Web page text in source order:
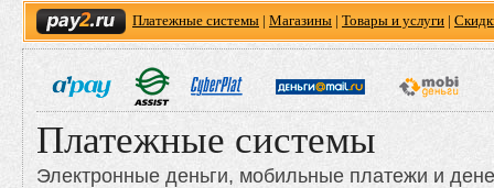
Платежные системы | Магазины | Товары и услуги |
Платежные системы
Электронные деньги, мобильные платежи и